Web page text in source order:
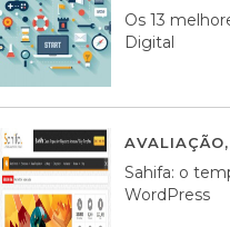
Os 13
Digital
AVALIAÇÃO,
Sahifa: o
WordPress